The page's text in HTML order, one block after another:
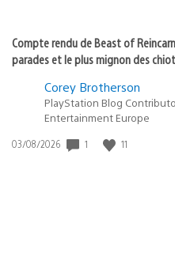
Compte rendu de Beast of
parades et le plus mignon des
Corey Brotherson
PlayStation Blog
Entertainment Europe
Date
03/08/2026 1 11